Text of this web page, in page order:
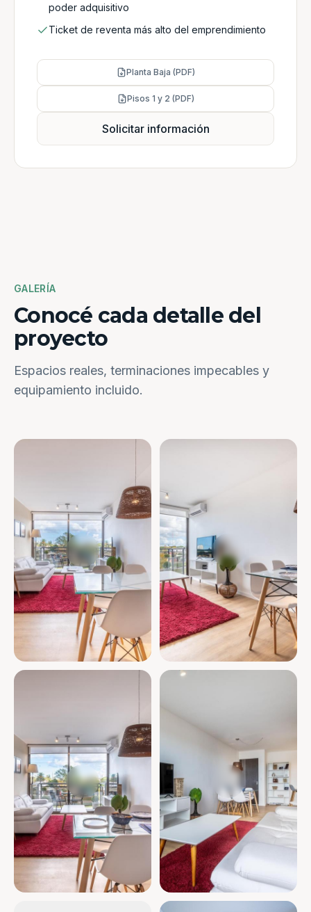
poder adquisitivo
Ticket de reventa más alto del emprendimiento
Planta Baja (PDF)
Pisos 1 y 2 (PDF)
Solicitar información
GALERÍA
Conocé cada detalle del
proyecto
Espacios reales, terminaciones impecables y
equipamiento incluido.